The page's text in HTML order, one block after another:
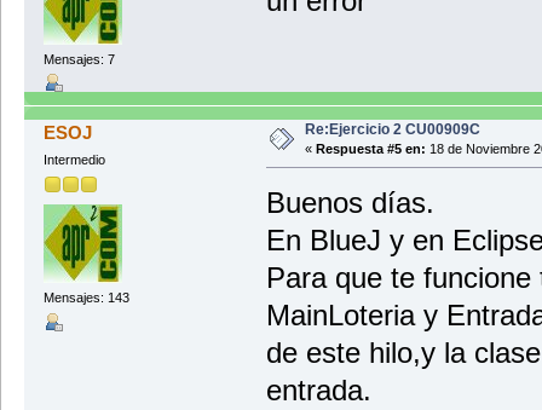
return vector[e];
}
public void ordenar(){
Arrays.parallelSort(vector);
}
Mensajes: 7
ESOJ
Intermedio
Mensajes: 143
Re:Ejercicio 2 CU00909C
« Respuesta #5 en: 18 de Noviembre
Buenos días.
En BlueJ y en
Para que te
MainLoteria y
de este hilo,y la
entrada.